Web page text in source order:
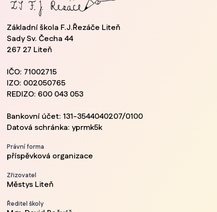
Základní škola F.J.Řezáče Liteň
Sady Sv. Čecha 44
267 27 Liteň
IČO: 71002715
IZO: 002050765
REDIZO: 600 043 053
Bankovní účet: 131-3544040207/0100
Datová schránka: yprmk5k
Právní forma
příspěvková organizace
Zřizovatel
Městys Liteň
Ředitel školy